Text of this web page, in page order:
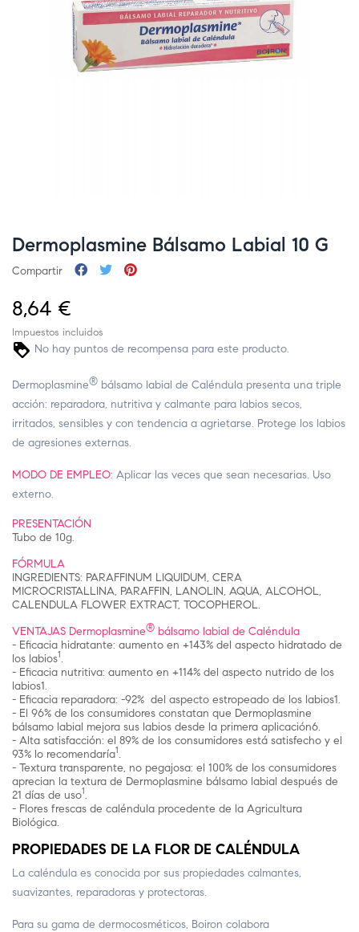
Dermoplasmine Bálsamo Labial 10 G
Compartir
8,64 €
Impuestos incluidos
No hay puntos de recompensa para este producto.
Dermoplasmine® bálsamo labial de Caléndula presenta una triple
acción: reparadora, nutritiva y calmante para labios secos,
irritados, sensibles y con tendencia a agrietarse. Protege los labios
de agresiones externas.
MODO DE EMPLEO: Aplicar las veces que sean necesarias. Uso
externo.
PRESENTACIÓN
Tubo de 10g.
FÓRMULA
INGREDIENTS: PARAFFINUM LIQUIDUM, CERA
MICROCRISTALLINA, PARAFFIN, LANOLIN, AQUA, ALCOHOL,
CALENDULA FLOWER EXTRACT, TOCOPHEROL.
VENTAJAS Dermoplasmine® bálsamo labial de Caléndula
- Eficacia hidratante: aumento en +143% del aspecto hidratado de
los labios1.
- Eficacia nutritiva: aumento en +114% del aspecto nutrido de los
labios1.
- Eficacia reparadora: -92% del aspecto estropeado de los labios1.
- El 96% de los consumidores constatan que Dermoplasmine
bálsamo labial mejora sus labios desde la primera aplicación6.
- Alta satisfacción: el 89% de los consumidores está satisfecho y el
93% lo recomendaría1.
- Textura transparente, no pegajosa: el 100% de los consumidores
aprecian la textura de Dermoplasmine bálsamo labial después de
21 días de uso1.
- Flores frescas de caléndula procedente de la Agricultura
Biológica.
PROPIEDADES DE LA FLOR DE CALÉNDULA
La caléndula es conocida por sus propiedades calmantes,
suavizantes, reparadoras y protectoras.
Para su gama de dermocosméticos, Boiron colabora